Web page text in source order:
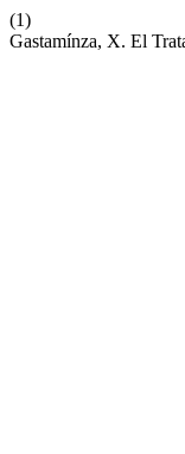
(1)
Gastamínza, X. El